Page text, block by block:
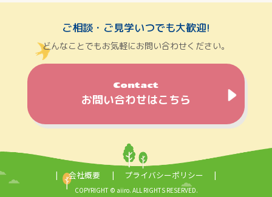
ご相談・ご見学いつでも大歓迎!
どんなことでもお気軽にお問い合わせください。
Contact
お問い合わせはこちら
会社概要 プライバシーポリシー
COPYRIGHT © aiiro. ALL RIGHTS RESERVED.